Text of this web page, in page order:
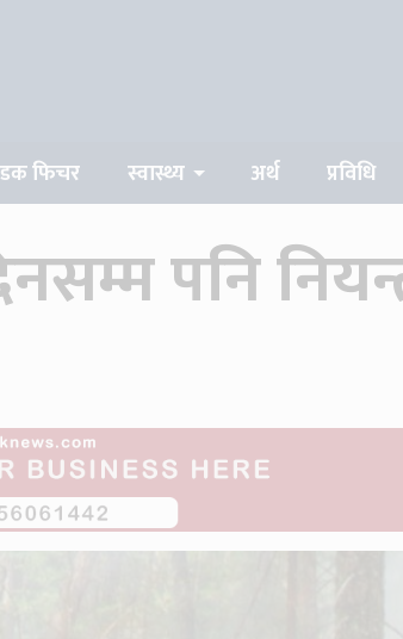
फिचर स्वास्थ्य अर्थ प्रविधि
पनि